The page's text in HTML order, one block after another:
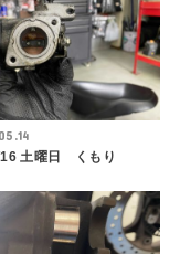
土曜日 くもり